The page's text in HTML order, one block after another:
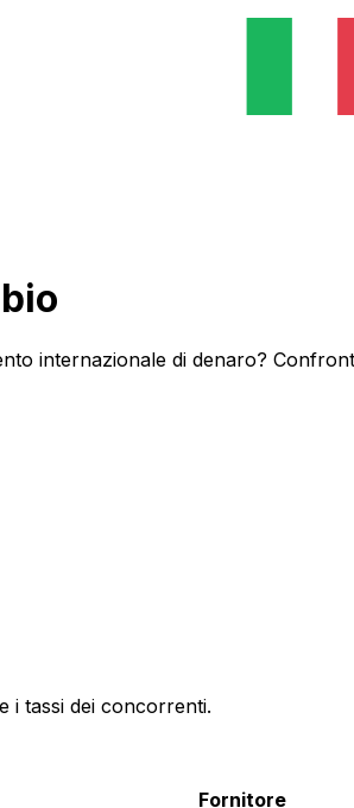
internazionale di denaro?
i tassi dei concorrenti.
Fornitore